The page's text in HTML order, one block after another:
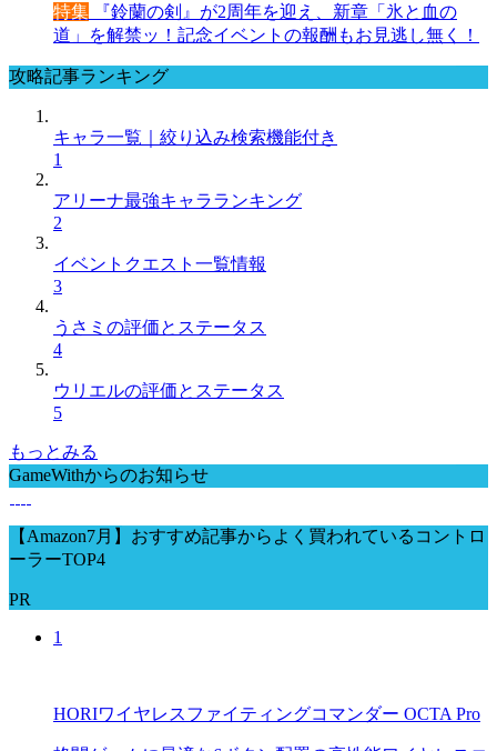
特集 『鈴蘭の剣』が2周年を迎え、新章「氷と血の
道」を解禁ッ！記念イベントの報酬もお見逃し無く！
攻略記事ランキング
キャラ一覧｜絞り込み検索機能付き
1
アリーナ最強キャラランキング
2
イベントクエスト一覧情報
3
うさミの評価とステータス
4
ウリエルの評価とステータス
5
もっとみる
GameWithからのお知らせ
【Amazon7月】おすすめ記事からよく買われているコントロ
ーラーTOP4
PR
1
HORIワイヤレスファイティングコマンダー OCTA Pro